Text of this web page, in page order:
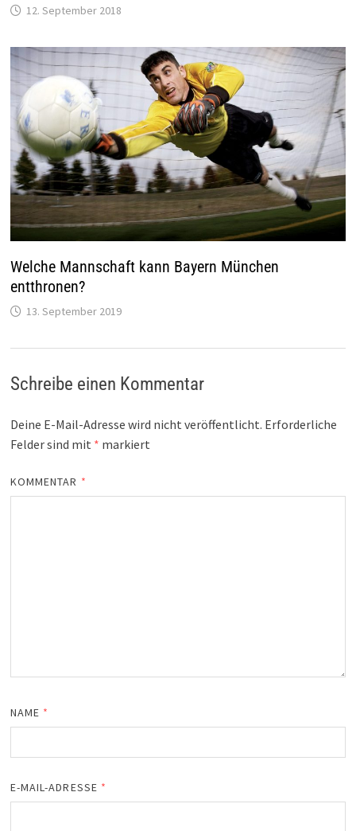
12. September 2018
Welche Mannschaft kann Bayern München
entthronen?
13. September 2019
Schreibe einen Kommentar
Deine E-Mail-Adresse wird nicht veröffentlicht. Erforderliche
Felder sind mit * markiert
KOMMENTAR *
NAME *
E-MAIL-ADRESSE *